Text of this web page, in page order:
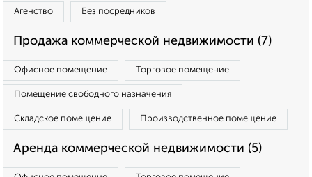
Агенство Без посредников
Продажа коммерческой недвижимости (7)
Офисное помещение Торговое помещение
Помещение свободного назначения
Складское помещение Производственное помещение
Аренда коммерческой недвижимости (5)